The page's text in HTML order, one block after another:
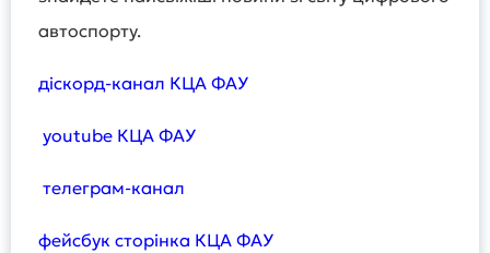
автоспорту.
діскорд-канал КЦА ФАУ
youtube КЦА ФАУ
телеграм-канал
фейсбук сторінка КЦА ФАУ